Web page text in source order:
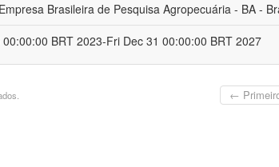
Empresa Brasileira de Pesquisa Agropecuária - BA -
BRT 2023-Fri Dec 31 00:00:00 BRT 2027
←